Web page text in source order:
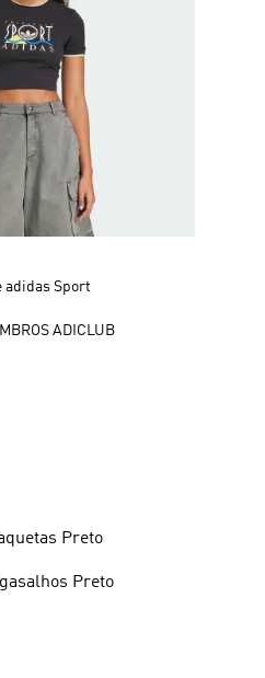
adidas Sport
ADICLUB
Preto
Preto